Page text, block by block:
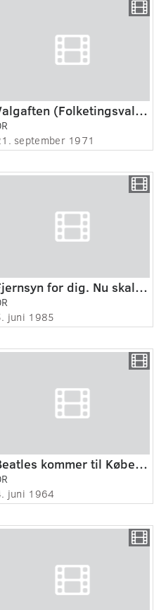
Valgaften (Folketingsvalget 1971)
september 1971
Fjernsyn for dig. Nu skal du høre.
juni 1985
Beatles kommer til København
juni 1964